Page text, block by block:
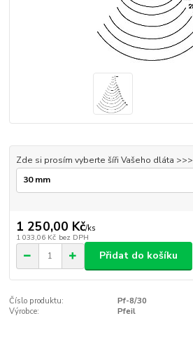
Zde si prosím vyberte šíři Vašeho dláta >>>
1 250,00 Kč/ks
1 033,06 Kč bez DPH
Přidat do košíku
Číslo produktu:
Pf-8/30
Výrobce:
Pfeil